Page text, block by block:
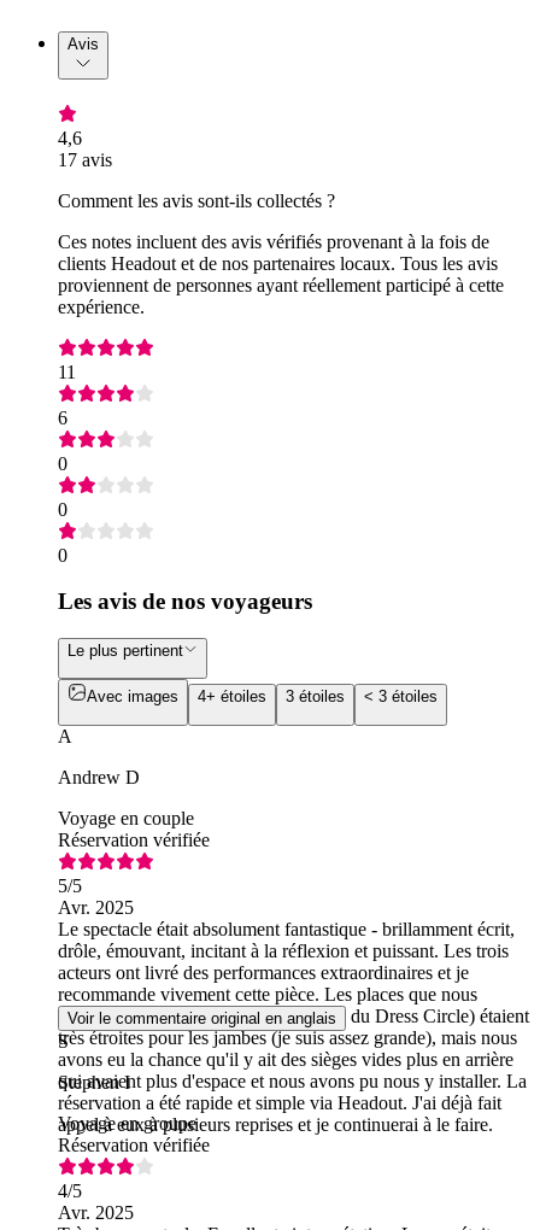
Avis
4,6
17 avis
Comment les avis sont-ils collectés ?
Ces notes incluent des avis vérifiés provenant à la fois de
clients Headout et de nos partenaires locaux. Tous les avis
proviennent de personnes ayant réellement participé à cette
expérience.
11
6
0
0
0
Les avis de nos voyageurs
Le plus pertinent
Avec images 4+ étoiles 3 étoiles < 3 étoiles
A
Andrew D
Voyage en couple
Réservation vérifiée
5/5
Avr. 2025
Le spectacle était absolument fantastique - brillamment écrit,
drôle, émouvant, incitant à la réflexion et puissant. Les trois
acteurs ont livré des performances extraordinaires et je
recommande vivement cette pièce. Les places que nous
avions réservées à l'origine (2e rangée du Dress Circle) étaient
très étroites pour les jambes (je suis assez grande), mais nous
avons eu la chance qu'il y ait des sièges vides plus en arrière
qui avaient plus d'espace et nous avons pu nous y installer. La
réservation a été rapide et simple via Headout. J'ai déjà fait
appel à eux à plusieurs reprises et je continuerai à le faire.
Voir le commentaire original en anglais
S
Stephen I
Voyage en groupe
Réservation vérifiée
4/5
Avr. 2025